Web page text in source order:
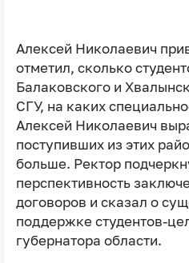
Алексей Николаевич
отметил, сколько
Балаковского и
СГУ, на каких
Алексей Николаевич
поступивших из этих
больше. Ректор
перспективность
договоров и сказал о
поддержке студентов-
губернатора области.